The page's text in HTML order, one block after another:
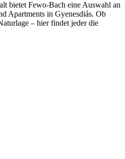
bietet Fewo-Bach eine Auswahl an
Apartments in Gyenesdiás. Ob
– hier findet jeder die